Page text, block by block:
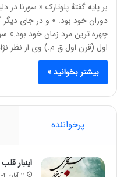
بر پایه گفتهٔ پلوتارک « سورنا در
دوران خود بود. » و در جای
چهره ترین مرد زمان خود بود.»
اول (قرن اول ق م.) وی از نظر
بیشتر بخوانید »
پرخواننده
اینبار